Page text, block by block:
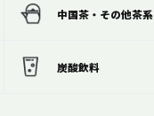
中国茶・その他茶系
炭酸飲料